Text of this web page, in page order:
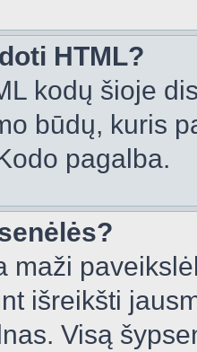
HTML?
kodų šioje
būdų, kuris
pagalba.
maži
išreikšti
Visą